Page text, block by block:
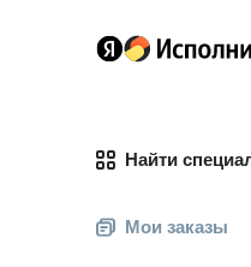
Найти
Мои заказы